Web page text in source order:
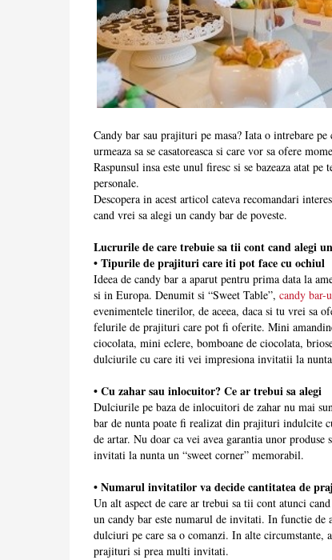
Candy bar sau prajituri pe masa? Iata o intrebare
urmeaza sa se casatoreasca si care vor sa ofere
Raspunsul insa este unul firesc si se bazeaza atat
personale.
Descopera in acest articol cateva recomandari
cand vrei sa alegi un candy bar de poveste.
Lucrurile de care trebuie sa tii cont cand alegi
• Tipurile de prajituri care iti pot face cu ochiul
Ideea de candy bar a aparut pentru prima data la
si in Europa. Denumit si “Sweet Table”, candy bar-
evenimentele tinerilor, de aceea, daca si tu vrei sa
felurile de prajituri care pot fi oferite. Mini
ciocolata, mini eclere, bomboane de ciocolata,
dulciurile cu care iti vei impresiona invitatii la
• Cu zahar sau inlocuitor? Ce ar trebui sa alegi
Dulciurile pe baza de inlocuitori de zahar nu mai
bar de nunta poate fi realizat din prajituri indulcite
de artar. Nu doar ca vei avea garantia unor
invitati la nunta un “sweet corner” memorabil.
• Numarul invitatilor va decide cantitatea de
Un alt aspect de care ar trebui sa tii cont atunci
un candy bar este numarul de invitati. In functie de
dulciuri pe care sa o comanzi. In alte circumstante,
prajituri si prea multi invitati.